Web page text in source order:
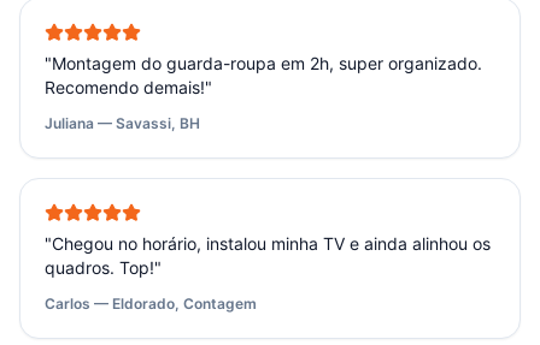
"Montagem do guarda-roupa em 2h, super organizado.
Recomendo demais!"
Juliana — Savassi, BH
"Chegou no horário, instalou minha TV e ainda alinhou os
quadros. Top!"
Carlos — Eldorado, Contagem